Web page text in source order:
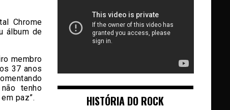
Chrome
álbum de
membro
37 anos
tenho
paz”.
HISTÓRIA DO ROCK